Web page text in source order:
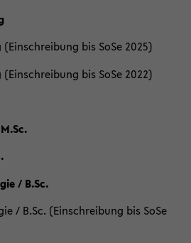
bis SoSe 2025)
bis SoSe 2022)
/ B.Sc.
/ B.Sc. (Einschreibung bis SoSe